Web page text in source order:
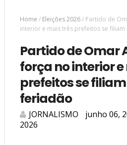
Home / Eleições 2026/ Partido de
interior e mais três prefeitos se
Partido de Omar
força no interior
prefeitos se
feriadão
JORNALISMO junho 06,
2026